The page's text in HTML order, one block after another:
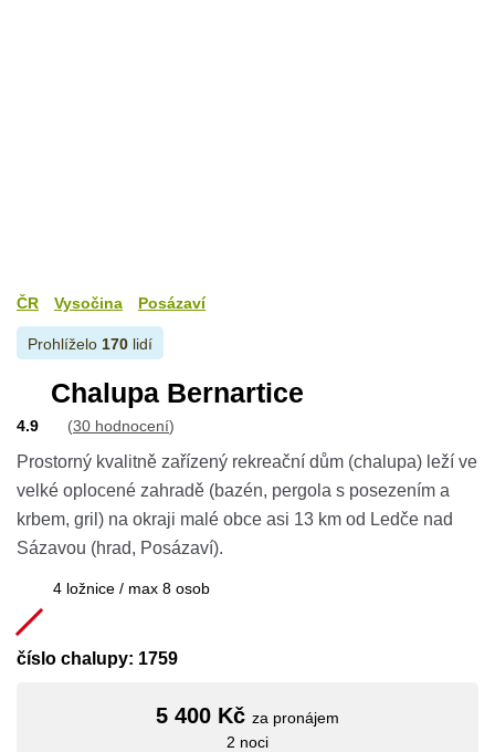
ČR Vysočina Posázaví
Prohlíželo 170 lidí
Chalupa Bernartice
4.9 (30 hodnocení)
Prostorný kvalitně zařízený rekreační dům (chalupa) leží ve
velké oplocené zahradě (bazén, pergola s posezením a
krbem, gril) na okraji malé obce asi 13 km od Ledče nad
Sázavou (hrad, Posázaví).
4 ložnice / max 8 osob
číslo chalupy: 1759
5 400 Kč za pronájem
2 noci